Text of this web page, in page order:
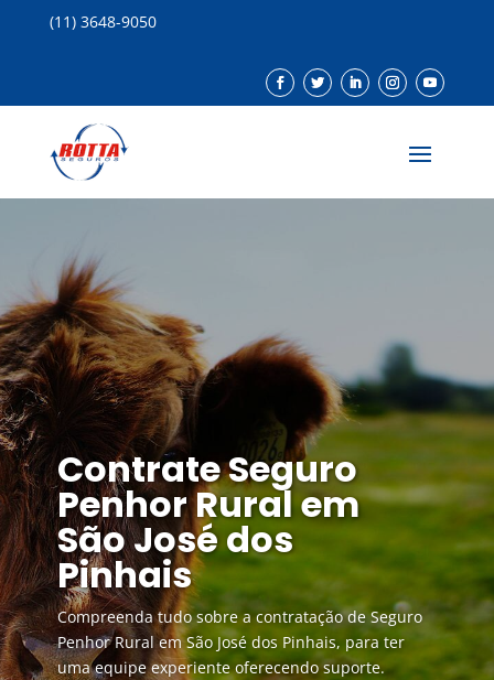
(11) 3648-9050
Contrate Seguro
Penhor Rural em
São José dos
Pinhais
Compreenda tudo sobre a contratação de Seguro
Penhor Rural em São José dos Pinhais, para ter
uma equipe experiente oferecendo suporte.